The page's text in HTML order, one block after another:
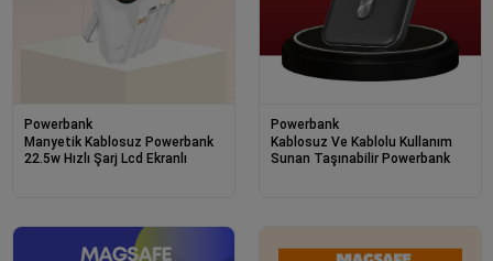
Powerbank
Manyetik Kablosuz Powerbank
22.5w Hızlı Şarj Lcd Ekranlı
Powerbank
Kablosuz Ve Kablolu Kullanım
Sunan Taşınabilir Powerbank